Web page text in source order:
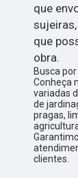
que
que
obra.
Busca
Conheça
variadas
de
pragas,
clientes.